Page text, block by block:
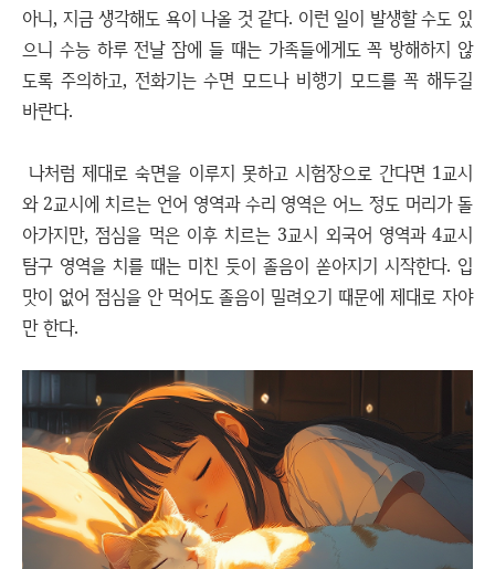
아니, 지금 생각해도 욕이 나올 것 같다. 이런 일이 발생할 수도 있
으니 수능 하루 전날 잠에 들 때는 가족들에게도 꼭 방해하지 않
도록 주의하고, 전화기는 수면 모드나 비행기 모드를 꼭 해두길
바란다.
나처럼 제대로 숙면을 이루지 못하고 시험장으로 간다면 1교시
와 2교시에 치르는 언어 영역과 수리 영역은 어느 정도 머리가 돌
아가지만, 점심을 먹은 이후 치르는 3교시 외국어 영역과 4교시
탐구 영역을 치를 때는 미친 듯이 졸음이 쏟아지기 시작한다. 입
맛이 없어 점심을 안 먹어도 졸음이 밀려오기 때문에 제대로 자야
만 한다.